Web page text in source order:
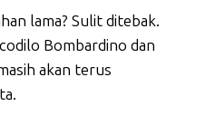
lama? Sulit ditebak.
Bombardino dan
akan terus